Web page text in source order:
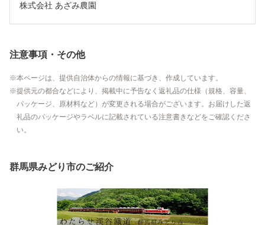
株式会社 あざみ農園
注意事項・その他
本ページは、提供自治体からの情報に基づき、作成しています。
提供元の都合などにより、掲載中に予告なく返礼品の仕様（規格、容量、
パッケージ、原材料など）が変更される場合がございます。お届けした返
礼品のパッケージやラベルに記載されている注意書きなどをご確認くださ
い。
群馬県みどり市のご紹介